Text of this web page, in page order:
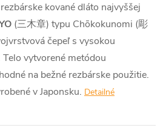
kované dláto najvyššej
(三木章) typu Chōkokunomi (彫
čepeľ s vysokou
vytvorené metódou
na bežné rezbárske použitie.
v Japonsku. Detailné